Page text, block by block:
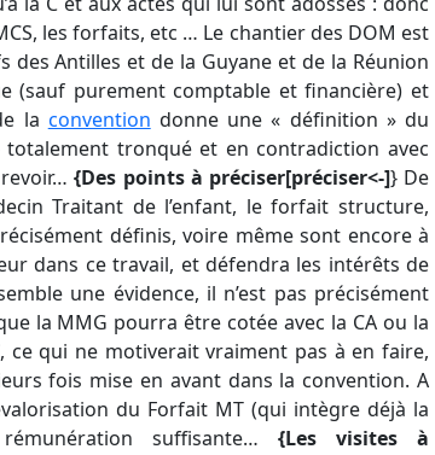
les forfaits, etc … Le chantier des DOM est
Antilles et de la Guyane et de la Réunion
(sauf purement comptable et financière) et
la convention donne une « définition » du
tronqué et en contradiction avec
revoir…{Des points à préciser[préciser<-]} De
Traitant de l’enfant, le forfait structure,
définis, voire même sont encore à
dans ce travail, et défendra les intérêts de
une évidence, il n’est pas précisément
la MMG pourra être cotée avec la CA ou la
ce qui ne motiverait vraiment pas à en faire,
fois mise en avant dans la convention. A
du Forfait MT (qui intègre déjà la
suffisante… {Les visites à